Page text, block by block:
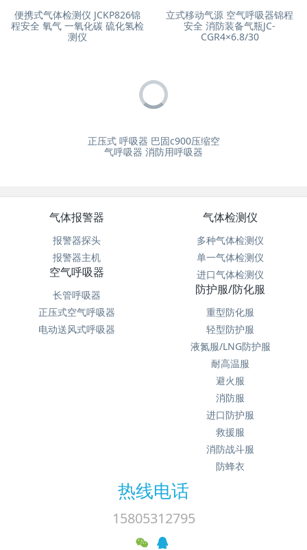
程安全 氧气 一氧化碳 硫化氢检
立式移动气源 空气呼吸器锦程
安全 消防装备气瓶JC-
CGR4×6.8/30
气体报警器
报警器探头
报警器主机
气体检测仪
多种气体检测仪
单一气体检测仪
进口气体检测仪
空气呼吸器
防护服/防化服
重型防化服
轻型防护服
液氮服/LNG防护服
耐高温服
避火服
消防服